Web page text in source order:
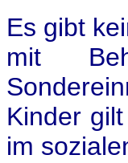
Es gibt
mit
Kinder
im